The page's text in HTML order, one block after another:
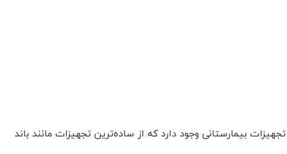
بیمارستانی وجود دارد که از ساده‌ترین تجهیزات مانند باند